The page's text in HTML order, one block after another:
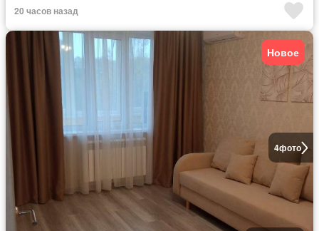
20 часов назад
4фото
Новое